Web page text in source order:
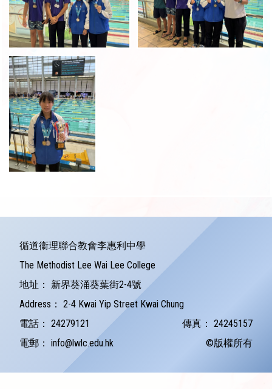
循道衞理聯合教會李惠利中學
The Methodist Lee Wai Lee College
地址：
新界葵涌葵葉街2-4號
Address： 2-4 Kwai Yip Street Kwai Chung
電話： 24279121 傳真： 24245157
電郵： info@lwlc.edu.hk ©版權所有